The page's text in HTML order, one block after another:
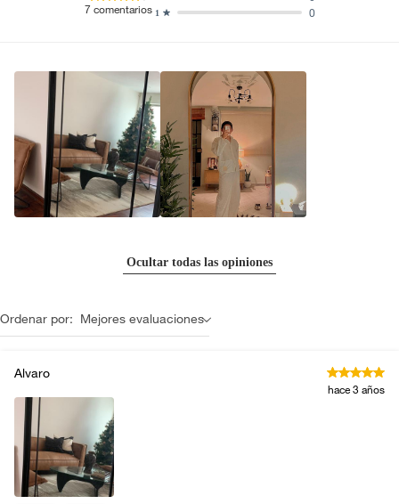
7 comentarios 1 0
Ocultar todas las opiniones
Ordenar por: Mejores evaluaciones
Alvaro
hace 3 años